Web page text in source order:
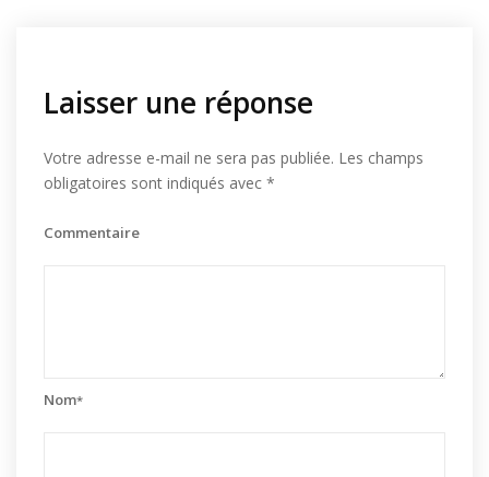
Laisser une réponse
Votre adresse e-mail ne sera pas publiée. Les champs
obligatoires sont indiqués avec *
Commentaire
Nom*